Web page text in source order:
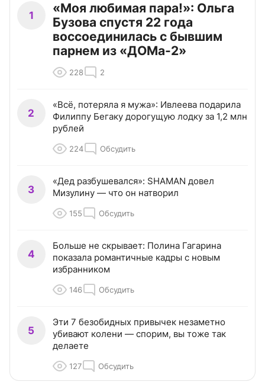
1
«Моя любимая пара!»: Ольга
Бузова спустя 22 года
воссоединилась с бывшим
парнем из «ДОМа-2»
228 2
2
«Всё, потеряла я мужа»: Ивлеева подарила
Филиппу Бегаку дорогущую лодку за 1,2 млн
рублей
224 Обсудить
3
«Дед разбушевался»: SHAMAN довел
Мизулину — что он натворил
155 Обсудить
4
Больше не скрывает: Полина Гагарина
показала романтичные кадры с новым
избранником
146 Обсудить
5
Эти 7 безобидных привычек незаметно
убивают колени — спорим, вы тоже так
делаете
127 Обсудить